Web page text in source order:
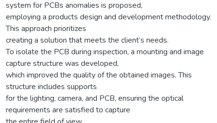
system for PCBs anomalies is proposed,
employing a products design and development methodology.
This approach prioritizes
creating a solution that meets the client’s needs.
To isolate the PCB during inspection, a mounting and image
capture structure was developed,
which improved the quality of the obtained images. This
structure includes supports
for the lighting, camera, and PCB, ensuring the optical
requirements are satisfied to capture